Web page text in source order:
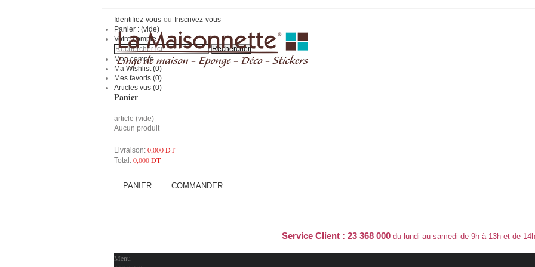
Identifiez-vous-ou- Inscrivez-vous
Panier : (vide)
Votre compte
Mon compte
Ma Wishlist (0)
Mes favoris (0)
Articles vus (0)
Panier
article (vide)
Aucun produit
Livraison: 0,000 DT
Total: 0,000 DT
PANIER COMMANDER
Service Client : 23 368 000du lundi au samedi de 9h à 13h et de
Menu